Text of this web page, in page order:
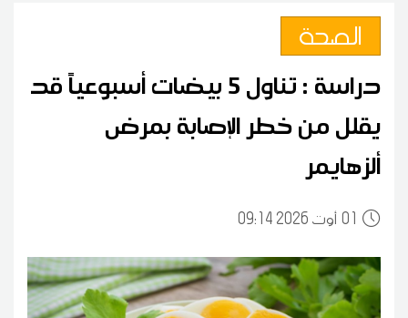
الصحة
دراسة : تناول 5 بيضات أسبوعياً قد
يقلل من خطر الإصابة بمرض
ألزهايمر
0109:14 2026 أوت